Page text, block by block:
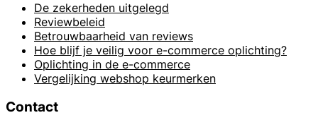
De zekerheden uitgelegd
Reviewbeleid
Betrouwbaarheid van reviews
Hoe blijf je veilig voor e-commerce oplichting?
Oplichting in de e-commerce
Vergelijking webshop keurmerken
Contact